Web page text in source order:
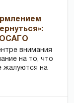
ОСАГО
внимания
на то, что
жалуются на